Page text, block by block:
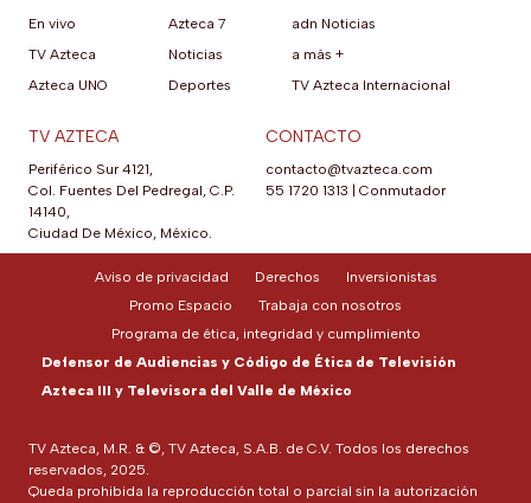
En vivo
TV Azteca
Azteca UNO
Azteca 7
Noticias
Deportes
adn Noticias
a más +
TV Azteca Internacional
TV AZTECA
Periférico Sur 4121,
Col. Fuentes Del Pedregal, C.P.
14140,
Ciudad De México, México.
CONTACTO
contacto@tvazteca.com
55 1720 1313
Conmutador
TV Azteca, M.R. & ©, TV Azteca, S.A.B. de C.V. Todos los derechos
reservados, 2025.
Queda prohibida la reproducción total o parcial sin la autorización
Aviso de privacidad Derechos
Inversionistas
Promo Espacio
Trabaja con nosotros
Programa de ética, integridad y cumplimiento
Defensor de Audiencias y Código de Ética de Televisión
Azteca III y Televisora del Valle de México